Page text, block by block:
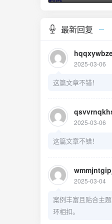
最新回复
2025-03-06
这篇文章不错！
2025-03-06
这篇文章不错！
2025-03-04
案例丰富且贴合主
环相扣。